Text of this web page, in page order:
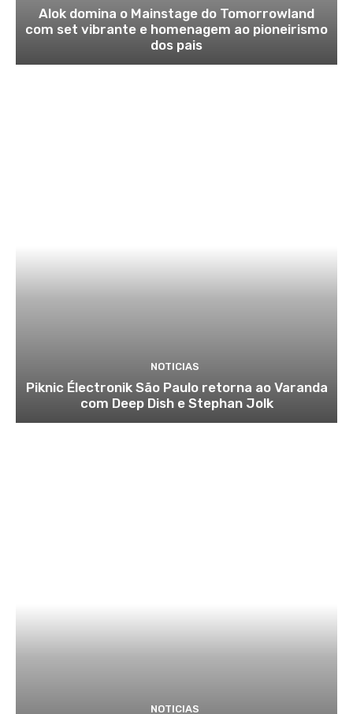
Alok domina o Mainstage do Tomorrowland
com set vibrante e homenagem ao pioneirismo
dos pais
NOTICIAS
Piknic Électronik São Paulo retorna ao Varanda
com Deep Dish e Stephan Jolk
NOTICIAS